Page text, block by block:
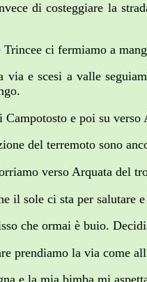
di costeggiare la
ci fermiamo a
via e scesi a valle
Campotosto e poi su verso
del terremoto sono
verso Arquata del
il sole ci sta per salutare
che ormai è buio.
prendiamo la via come